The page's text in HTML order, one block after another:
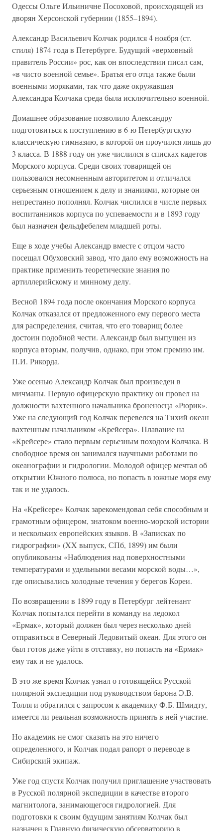
Одессы Ольге Ильиничне Посоховой, происходящей из
дворян Херсонской губернии (1855–1894).
Александр Васильевич Колчак родился 4 ноября (ст.
стиля) 1874 года в Петербурге. Будущий «верховный
правитель России» рос, как он впоследствии писал сам,
«в чисто военной семье». Братья его отца также были
военными моряками, так что даже окружавшая
Александра Колчака среда была исключительно военной.
Домашнее образование позволило Александру
подготовиться к поступлению в 6-ю Петербургскую
классическую гимназию, в которой он проучился лишь до
3 класса. В 1888 году он уже числился в списках кадетов
Морского корпуса. Среди своих товарищей он
пользовался несомненным авторитетом и отличался
серьезным отношением к делу и знаниями, которые он
непрестанно пополнял. Колчак числился в числе первых
воспитанников корпуса по успеваемости и в 1893 году
был назначен фельдфебелем младшей роты.
Еще в ходе учебы Александр вместе с отцом часто
посещал Обуховский завод, что дало ему возможность на
практике применить теоретические знания по
артиллерийскому и минному делу.
Весной 1894 года после окончания Морского корпуса
Колчак отказался от предложенного ему первого места
для распределения, считая, что его товарищ более
достоин подобной чести. Александр был выпущен из
корпуса вторым, получив, однако, при этом премию им.
П.И. Рикорда.
Уже осенью Александр Колчак был произведен в
мичманы. Первую офицерскую практику он провел на
должности вахтенного начальника броненосца «Рюрик».
Уже на следующий год Колчак перевелся на Тихий океан
вахтенным начальником «Крейсера». Плавание на
«Крейсере» стало первым серьезным походом Колчака. В
свободное время он занимался научными работами по
океанографии и гидрологии. Молодой офицер мечтал об
открытии Южного полюса, но попасть в южные моря ему
так и не удалось.
На «Крейсере» Колчак зарекомендовал себя способным и
грамотным офицером, знатоком военно-морской истории
и нескольких европейских языков. В «Записках по
гидрографии» (XX выпуск, СПб, 1899) им были
опубликованы «Наблюдения над поверхностными
температурами и удельными весами морской воды…»,
где описывались холодные течения у берегов Кореи.
По возвращении в 1899 году в Петербург лейтенант
Колчак попытался перейти в команду на ледокол
«Ермак», который должен был через несколько дней
отправиться в Северный Ледовитый океан. Для этого он
был готов даже уйти в отставку, но попасть на «Ермак»
ему так и не удалось.
В это же время Колчак узнал о готовящейся Русской
полярной экспедиции под руководством барона Э.В.
Толля и обратился с запросом к академику Ф.Б. Шмидту,
имеется ли реальная возможность принять в ней участие.
Но академик не смог сказать на это ничего
определенного, и Колчак подал рапорт о переводе в
Сибирский экипаж.
Уже год спустя Колчак получил приглашение участвовать
в Русской полярной экспедиции в качестве второго
магнитолога, занимающегося гидрологией. Для
подготовки к своим будущим занятиям Колчак был
назначен в Главную физическую обсерваторию в